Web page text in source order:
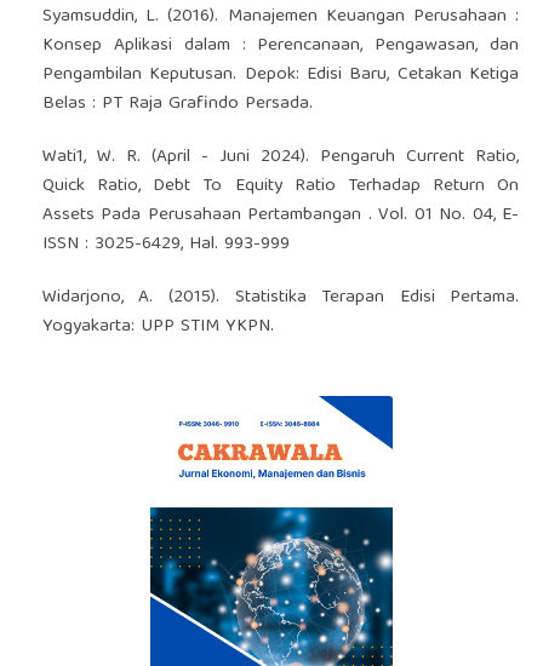
Syamsuddin, L. (2016). Manajemen Keuangan Perusahaan :
Konsep Aplikasi dalam : Perencanaan, Pengawasan, dan
Pengambilan Keputusan. Depok: Edisi Baru, Cetakan Ketiga
Belas : PT Raja Grafindo Persada.
Wati1, W. R. (April - Juni 2024). Pengaruh Current Ratio,
Quick Ratio, Debt To Equity Ratio Terhadap Return On
Assets Pada Perusahaan Pertambangan . Vol. 01 No. 04, E-
ISSN : 3025-6429, Hal. 993-999
Widarjono, A. (2015). Statistika Terapan Edisi Pertama.
Yogyakarta: UPP STIM YKPN.